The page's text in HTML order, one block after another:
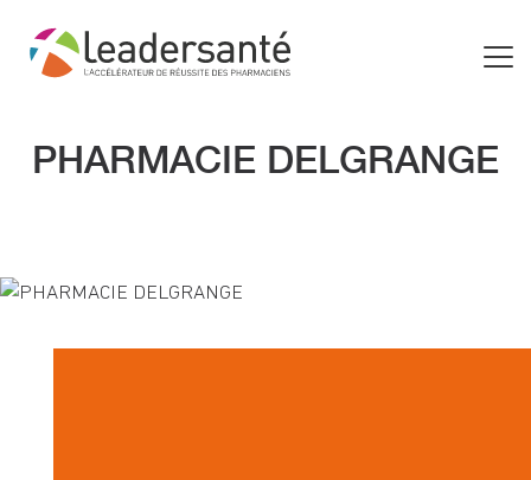
PHARMACIE DELGRANGE